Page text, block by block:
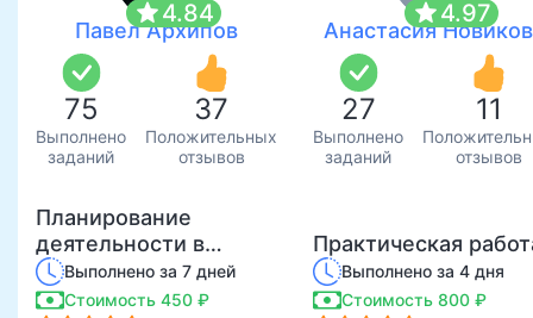
star4.84
Павел Архипов
75
Выполнено
заданий
37
Положительных
отзывов
Планирование
деятельности в
организации СКС
Выполнено за 7 дней
Стоимость 450 ₽
star4.97
Анастасия
27
Выполнено
заданий
11
отзывов
Практическая
Выполнено за 4 дня
Стоимость 800 ₽